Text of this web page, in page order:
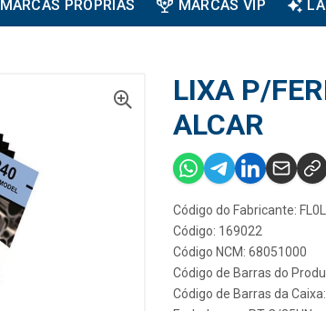
MARCAS PRÓPRIAS MARCAS VIP
LIXA P/
ALCAR
Código do Fabricante:
Código: 169022
Código NCM: 68051000
Código de Barras do
Código de Barras da